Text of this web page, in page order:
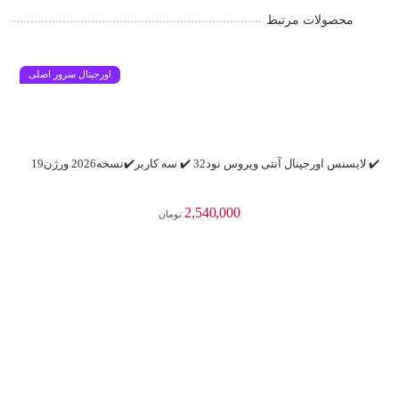
محصولات مرتبط
اورجینال سرور اصلی
✔️ لایسنس اورجینال آنتی ویروس نود32 ✔️ سه کاربر✔️نسخه2026 ورژن19
2,540,000 تومان